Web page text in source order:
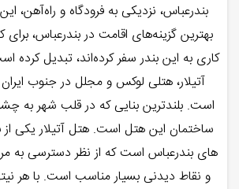
بندرعباس، نزدیکی به فرودگاه و راه‌آهن،
بهترین گزینه‌های اقامت در بندرعباس،
کاری به این بندر سفر کرده‌اند، تبدیل کرده
آتیلار، هتلی لوکس و مجلل در جنوب
است. بلندترین بنایی که در قلب شهر به
ساختمان این هتل است. هتل آتیلار یکی
‌های بندرعباس است که از نظر دسترسی به
و نقاط دیدنی بسیار مناسب است. با هر